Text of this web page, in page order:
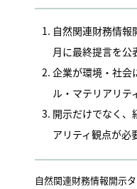
自然関連財務情報
月に最終提言を公
企業が環境・社会
ル・マテリアリテ
開示だけでなく、
アリティ観点が必
自然関連財務情報開示